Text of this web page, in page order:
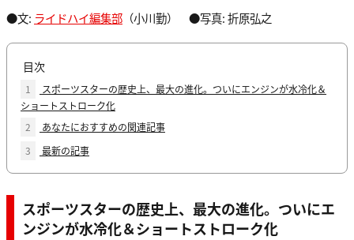
●文: ライドハイ編集部 （小川勤） ●写真: 折原弘之
目次
1
スポーツスターの歴史上、最大の進化。ついにエンジンが水冷化＆
ショートストローク化
2
あなたにおすすめの関連記事
3
最新の記事
スポーツスターの歴史上、最大の進化。ついにエ
ンジンが水冷化＆ショートストローク化